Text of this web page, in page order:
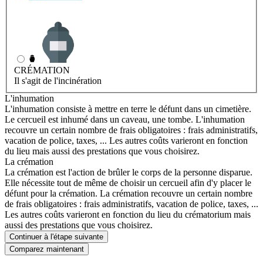
CRÉMATION
Il s'agit de l'incinération
L'inhumation
L'inhumation consiste à mettre en terre le défunt dans un cimetière.
Le cercueil est inhumé dans un caveau, une tombe. L'inhumation
recouvre un certain nombre de frais obligatoires : frais administratifs,
vacation de police, taxes, ... Les autres coûts varieront en fonction
du lieu mais aussi des prestations que vous choisirez.
La crémation
La crémation est l'action de brûler le corps de la personne disparue.
Elle nécessite tout de même de choisir un cercueil afin d'y placer le
défunt pour la crémation. La crémation recouvre un certain nombre
de frais obligatoires : frais administratifs, vacation de police, taxes, ...
Les autres coûts varieront en fonction du lieu du crématorium mais
aussi des prestations que vous choisirez.
Continuer à l'étape suivante